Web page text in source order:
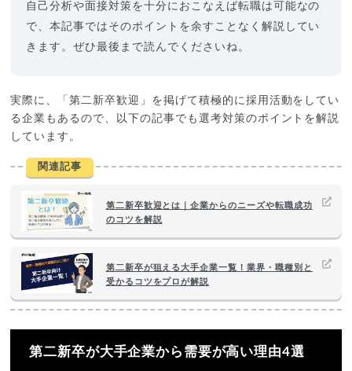
自己分析や面接対策を十分におこなえば転職は可能なの
で、本記事ではそのポイントを余すことなく解説してい
きます。ぜひ最後まで読んでくださいね。
実際に、「第二新卒歓迎」を掲げて積極的に採用活動をしてい
る企業もあるので、以下の記事でも選考対策のポイントを解説
しています。
関連記事
第二新卒歓迎とは｜企業からのニーズや転職成功
のコツを解説
第二新卒が狙える大手企業一覧！業界・職種別と
受かるコツをプロが解説
第二新卒が大手企業から需要が高い理由4選